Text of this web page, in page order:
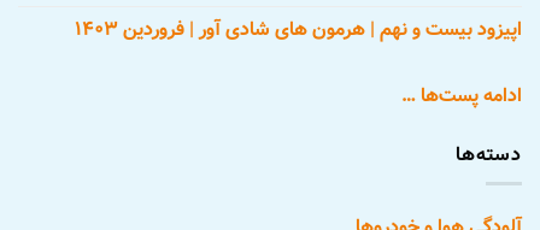
اپیزود بیست و نهم | هرمون های شادی آور | فروردین ۱۴۰۳
ادامه پست‌ها …
دسته‌ها